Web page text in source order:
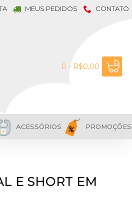
MEUS PEDIDOS CONTATO
0 - R$0,00
ACESSÓRIOS PROMOÇÕES
E SHORT EM